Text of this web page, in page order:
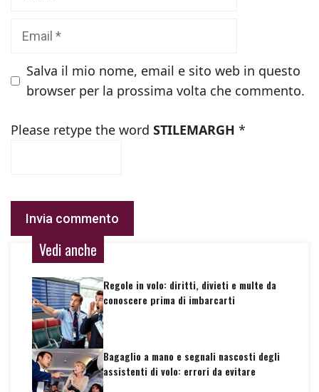
Salva il mio nome, email e sito web in questo
browser per la prossima volta che commento.
Please retype the word STILEMARGH *
Vedi anche
Regole in volo: diritti, divieti e multe da
conoscere prima di imbarcarti
Bagaglio a mano e segnali nascosti degli
assistenti di volo: errori da evitare